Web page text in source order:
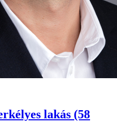
lakás (58